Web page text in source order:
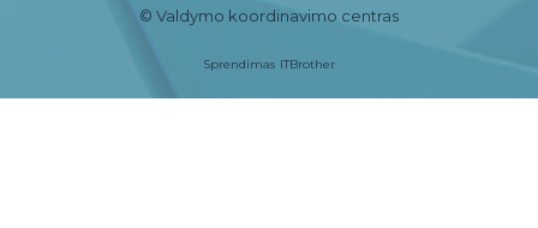
© Valdymo koordinavimo centras
Sprendimas ITBrother